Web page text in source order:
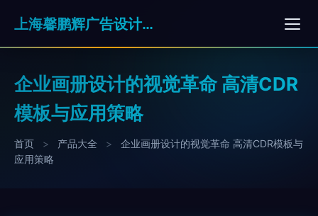
上海馨鹏辉广告设计有限公司
企业画册设计的视觉革命 高清CDR
模板与应用策略
首页 > 产品大全 >
企业画册设计的视觉革命 高清CDR模板与
应用策略